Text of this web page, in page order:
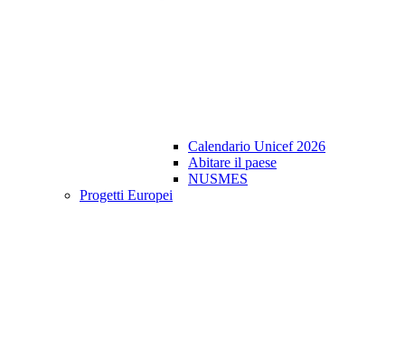
Calendario Unicef 2026
Abitare il paese
NUSMES
Progetti Europei